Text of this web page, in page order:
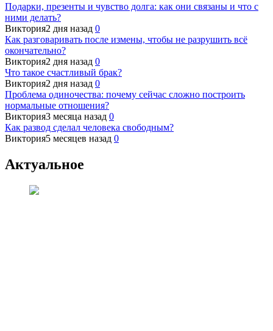
Подарки, презенты и чувство долга: как они связаны и что с
ними делать?
Виктория2 дня назад 0
Как разговаривать после измены, чтобы не разрушить всё
окончательно?
Виктория2 дня назад 0
Что такое счастливый брак?
Виктория2 дня назад 0
Проблема одиночества: почему сейчас сложно построить
нормальные отношения?
Виктория3 месяца назад 0
Как развод сделал человека свободным?
Виктория5 месяцев назад 0
Актуальное